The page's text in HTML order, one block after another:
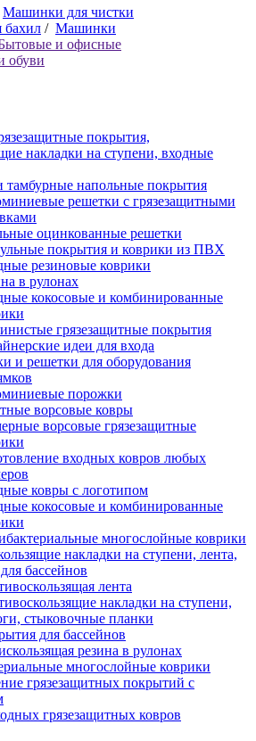
Машинки для чистки
бахил / Машинки
и офисные
обуви
покрытия,
накладки на ступени, входные
тамбурные напольные покрытия
решетки с грязезащитными
оцинкованные решетки
покрытия и коврики из ПВХ
резиновые коврики
в рулонах
кокосовые и комбинированные
грязезащитные покрытия
идеи для входа
и решетки для оборудования
порожки
ворсовые ковры
ворсовые грязезащитные
входных ковров любых
ковры с логотипом
кокосовые и комбинированные
многослойные коврики
накладки на ступени, лента,
бассейнов
лента
накладки на ступени,
стыковочные планки
для бассейнов
резина в рулонах
многослойные коврики
грязезащитных покрытий с
грязезащитных ковров